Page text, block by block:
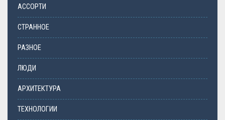
АССОРТИ
СТРАННОЕ
РАЗНОЕ
ЛЮДИ
АРХИТЕКТУРА
ТЕХНОЛОГИИ